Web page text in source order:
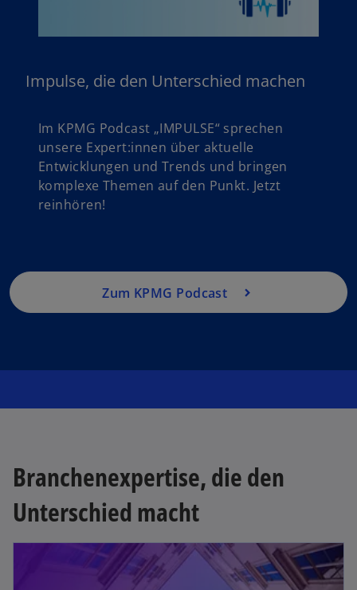
Impulse, die den Unterschied machen
Im KPMG Podcast „IMPULSE“ sprechen
unsere Expert:innen über aktuelle
Entwicklungen und Trends und bringen
komplexe Themen auf den Punkt. Jetzt
reinhören!
Zum KPMG Podcast
Branchenexpertise, die den
Unterschied macht